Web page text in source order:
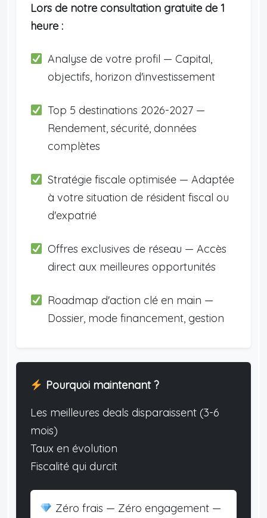
Lors de notre consultation gratuite de 1
heure :
Analyse de votre profil — Capital,
objectifs, horizon d'investissement
Top 5 destinations 2026-2027 —
Rendement, sécurité, données
complètes
Stratégie fiscale optimisée — Adaptée
à votre situation de résident fiscal ou
d'expatrié
Offres exclusives de réseau — Accès
direct aux meilleures opportunités
Roadmap d'action clé en main —
Dossier, mode financement, gestion
Pourquoi maintenant ?
Les meilleures deals disparaissent (3-6
mois)
Taux en évolution
Fiscalité qui durcit
Zéro frais — Zéro engagement —